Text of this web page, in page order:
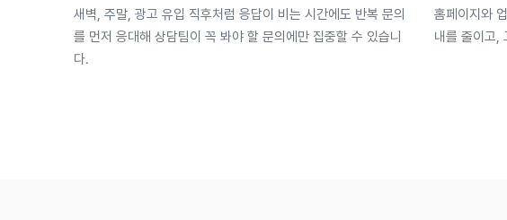
새벽, 주말, 광고 유입 직후처럼 응답이 비는 시간에도 반복 문의
를 먼저 응대해 상담팀이 꼭 봐야 할 문의에만 집중할 수 있습니
다.
홈페이지와
내를 줄이고,